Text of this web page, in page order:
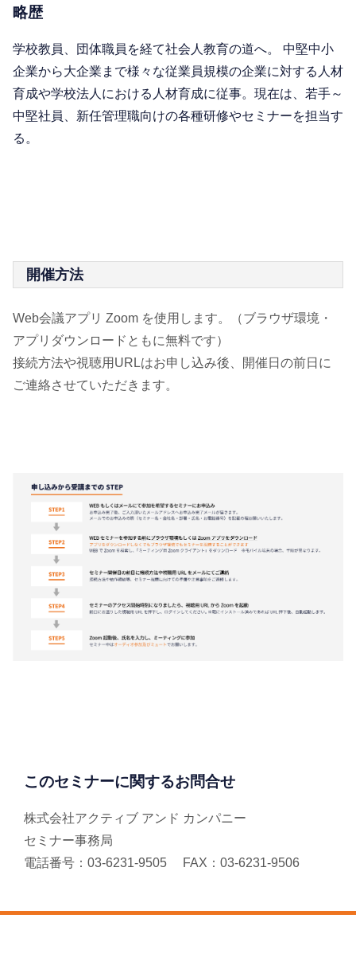
略歴
学校教員、団体職員を経て社会人教育の道へ。 中堅中小
企業から大企業まで様々な従業員規模の企業に対する人材
育成や学校法人における人材育成に従事。現在は、若手～
中堅社員、新任管理職向けの各種研修やセミナーを担当す
る。
開催方法
Web会議アプリ Zoom を使用します。（ブラウザ環境・
アプリダウンロードともに無料です）
接続方法や視聴用URLはお申し込み後、開催日の前日に
ご連絡させていただきます。
このセミナーに関するお問合せ
株式会社アクティブ アンド カンパニー
セミナー事務局
電話番号：03-6231-9505 FAX：03-6231-9506